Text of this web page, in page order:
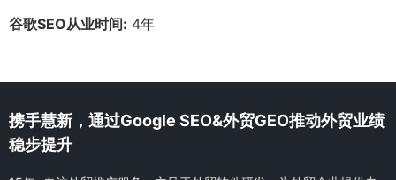
谷歌SEO从业时间: 4年
携手慧新，通过Google SEO&外贸GEO推动外贸业绩
稳步提升